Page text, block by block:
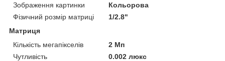
Зображення картинки
Кольорова
Фізичний розмір матриці
1/2.8"
Матриця
Кількість мегапікселів
2 Мп
Чутливість
0.002 люкс